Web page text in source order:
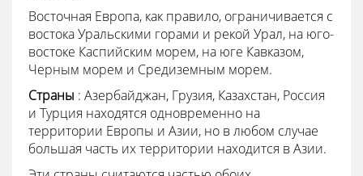
Восточная Европа, как правило, ограничивается с
востока Уральскими горами и рекой Урал, на юго-
востоке Каспийским морем, на юге Кавказом,
Черным морем и Средиземным морем.
Страны : Азербайджан, Грузия, Казахстан, Россия
и Турция находятся одновременно на
территории Европы и Азии, но в любом случае
большая часть их территории находится в Азии.